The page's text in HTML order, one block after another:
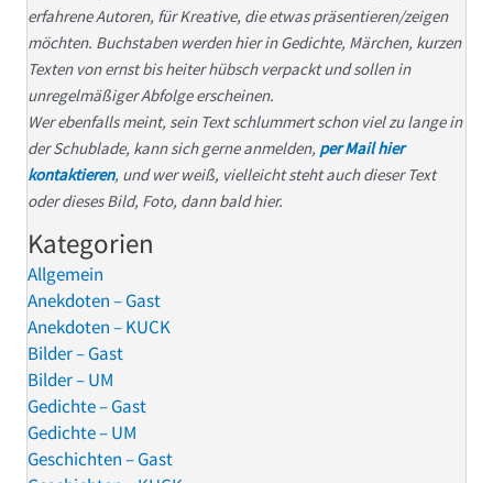
erfahrene Autoren, für Kreative, die etwas präsentieren/zeigen
möchten. Buchstaben werden hier in Gedichte, Märchen, kurzen
Texten von ernst bis heiter hübsch verpackt und sollen in
unregelmäßiger Abfolge erscheinen.
Wer ebenfalls meint, sein Text schlummert schon viel zu lange in
der Schublade, kann sich gerne anmelden, per Mail hier
kontaktieren, und wer weiß, vielleicht steht auch dieser Text
oder dieses Bild, Foto, dann bald hier.
Kategorien
Allgemein
Anekdoten – Gast
Anekdoten – KUCK
Bilder – Gast
Bilder – UM
Gedichte – Gast
Gedichte – UM
Geschichten – Gast